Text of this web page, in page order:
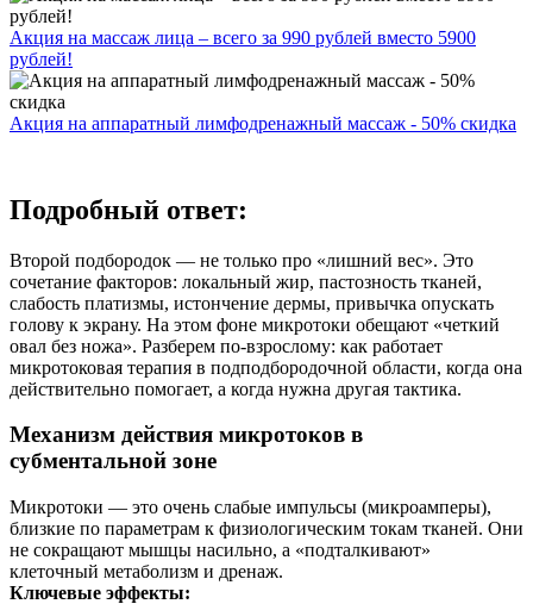
Акция на массаж лица – всего за 990 рублей вместо 5900
рублей!
Акция на аппаратный лимфодренажный массаж - 50% скидка
Подробный ответ:
Второй подбородок — не только про «лишний вес». Это
сочетание факторов: локальный жир, пастозность тканей,
слабость платизмы, истончение дермы, привычка опускать
голову к экрану. На этом фоне микротоки обещают «четкий
овал без ножа». Разберем по‑взрослому: как работает
микротоковая терапия в подподбородочной области, когда она
действительно помогает, а когда нужна другая тактика.
Механизм действия микротоков в
субментальной зоне
Микротоки — это очень слабые импульсы (микроамперы),
близкие по параметрам к физиологическим токам тканей. Они
не сокращают мышцы насильно, а «подталкивают»
клеточный метаболизм и дренаж.
Ключевые эффекты: